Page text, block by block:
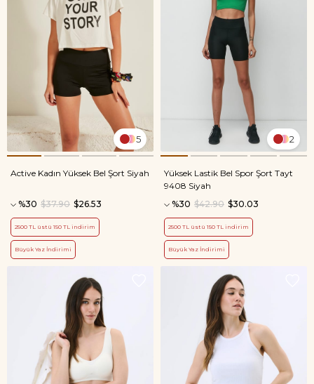
5
Active Kadın Yüksek Bel Şort Siyah
%30 $26.53
$37.90
2500 TL üstü 150 TL indirim
Büyük Yaz İndirimi
2
Yüksek Lastik Bel Spor Şort Tayt
9408 Siyah
%30
$30.03
$42.90
2500 TL üstü 150 TL indirim
Büyük Yaz İndirimi